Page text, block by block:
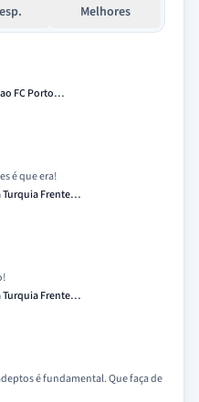
Melhores
ao FC Porto…
é que era!
Turquia Frente…
Turquia Frente…
é fundamental. Que faça de